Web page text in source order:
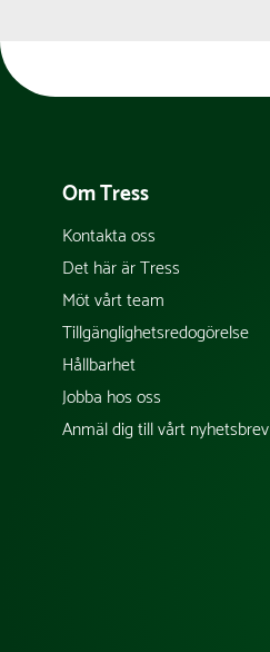
Om Tress
Kontakta oss
Det här är Tress
Möt vårt team
Tillgänglighetsredogörelse
Hållbarhet
Jobba hos oss
Anmäl dig till vårt nyhetsbrev